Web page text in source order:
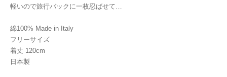
軽いので旅行バックに一枚忍ばせて…
綿100% Made in Italy
フリーサイズ
着丈 120cm
日本製